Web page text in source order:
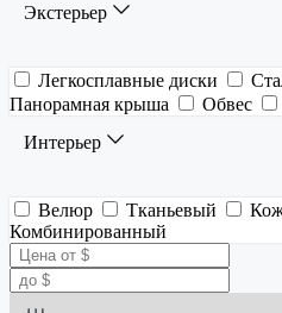
Экстерьер
Легкосплавные диски
Панорамная крыша
Обвес
Интерьер
Велюр Тканьевый
Комбинированный